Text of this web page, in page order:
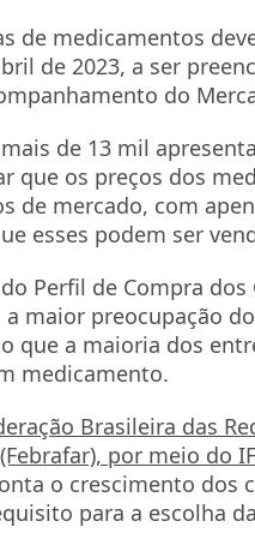
de medicamentos
de 2023, a ser
do
de 13 mil
que os preços dos
de mercado, com
esses podem ser
Perfil de Compra
maior preocupação
que a maioria dos
medicamento.
Brasileira das
por meio do
o crescimento dos
para a escolha